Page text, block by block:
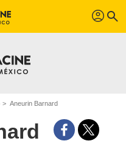
profil search
Aneurin Barnard